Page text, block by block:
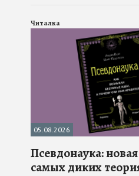
Читалка
05.08.2026
Псевдонаука:
самых диких